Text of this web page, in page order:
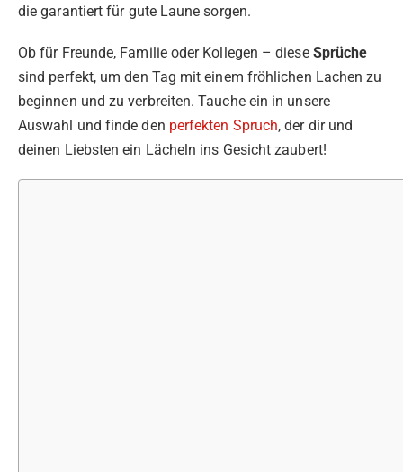
die garantiert für gute Laune sorgen.
Ob für Freunde, Familie oder Kollegen – diese Sprüche
sind perfekt, um den Tag mit einem fröhlichen Lachen zu
beginnen und zu verbreiten. Tauche ein in unsere
Auswahl und finde den perfekten Spruch, der dir und
deinen Liebsten ein Lächeln ins Gesicht zaubert!